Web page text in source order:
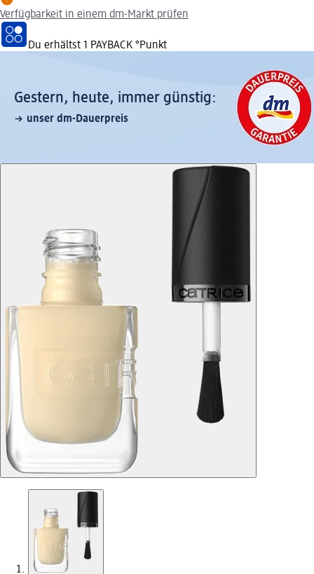
Verfügbarkeit in einem dm-Markt prüfen
Du erhältst 1 PAYBACK °Punkt
Gestern, heute, immer günstig:
unser dm-Dauerpreis